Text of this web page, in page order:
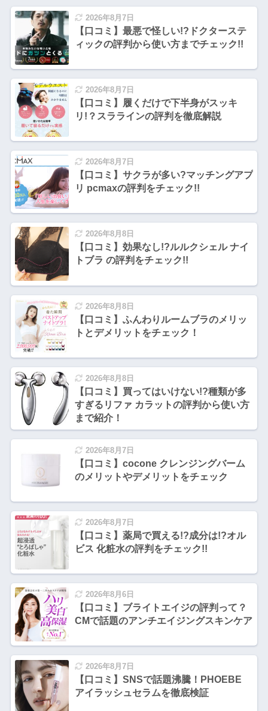
2026年8月7日
【口コミ】最悪で怪しい!?ドクターステ
ィックの評判から使い方までチェック!!
2026年8月7日
【口コミ】履くだけで下半身がスッキ
リ!？スララインの評判を徹底解説
2026年8月7日
【口コミ】サクラが多い?マッチングアプ
リ pcmaxの評判をチェック!!
2026年8月8日
【口コミ】効果なし!?ルルクシェル ナイ
トブラ の評判をチェック!!
2026年8月8日
【口コミ】ふんわりルームブラのメリッ
トとデメリットをチェック！
2026年8月8日
【口コミ】買ってはいけない!?種類が多
すぎるリファ カラットの評判から使い方
まで紹介！
2026年8月7日
【口コミ】cocone クレンジングバーム
のメリットやデメリットをチェック
2026年8月7日
【口コミ】薬局で買える!?成分は!?オル
ビス 化粧水の評判をチェック!!
2026年8月6日
【口コミ】ブライトエイジの評判って？
CMで話題のアンチエイジングスキンケア
2026年8月7日
【口コミ】SNSで話題沸騰！PHOEBE
アイラッシュセラムを徹底検証